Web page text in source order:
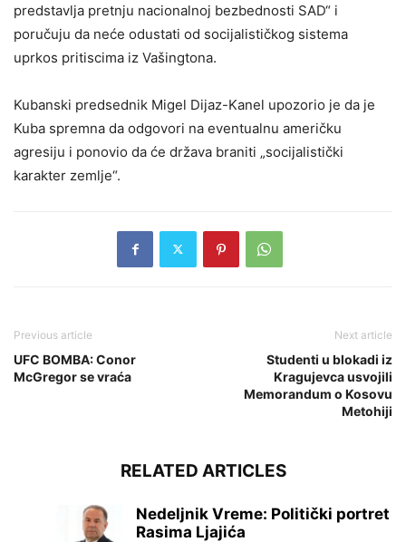
predstavlja pretnju nacionalnoj bezbednosti SAD“ i
poručuju da neće odustati od socijalističkog sistema
uprkos pritiscima iz Vašingtona.
Kubanski predsednik Migel Dijaz-Kanel upozorio je da je
Kuba spremna da odgovori na eventualnu američku
agresiju i ponovio da će država braniti „socijalistički
karakter zemlje“.
Previous article
UFC BOMBA: Conor
McGregor se vraća
Next article
Studenti u blokadi iz
Kragujevca usvojili
Memorandum o Kosovu
Metohiji
RELATED ARTICLES
Nedeljnik Vreme: Politički portret
Rasima Ljajića